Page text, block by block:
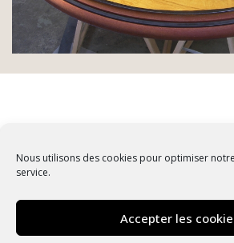
Nous utilisons des cookies pour optimiser
service.
Accepter les